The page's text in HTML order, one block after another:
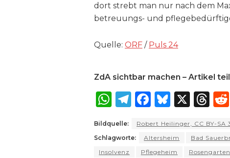
dort strebt man nur nach dem
betreuungs- und
Quelle: ORF / Puls 24
ZdA sichtbar machen – Artikel
W
a
ts
T
e
g
F
c
e
B
e
s
X
T
re
a
Bildquelle: Robert Heilinger, CC BY-SA
Schlagworte:
Altersheim Bad
Insolvenz
Pflegeheim Rosengarten